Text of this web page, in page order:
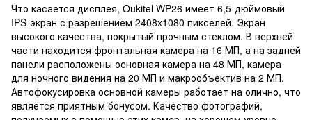
Что касается дисплея, Oukitel WP26 имеет 6,5-дюймовый
IPS-экран с разрешением 2408x1080 пикселей. Экран
высокого качества, покрытый прочным стеклом. В верхней
части находится фронтальная камера на 16 МП, а на задней
панели расположены основная камера на 48 МП, камера
для ночного видения на 20 МП и макрообъектив на 2 МП.
Автофокусировка основной камеры работает на олично, что
является приятным бонусом. Качество фотографий,